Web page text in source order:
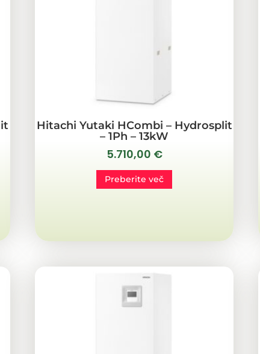
Hitachi Yutaki HCombi – Hydrosplit
– 1Ph – 13kW
5.710,00 €
Preberite več